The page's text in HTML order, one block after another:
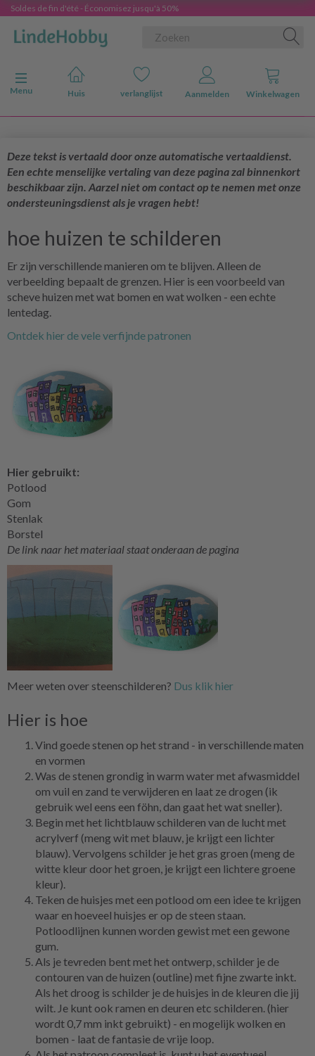
Soldes de fin d'été - Économisez jusqu'à 50%
Navigatie in-/uitschakelen
Menu
Huis verlanglijst Aanmelden Winkelwagen
Deze tekst is vertaald door onze automatische vertaaldienst.
Een echte menselijke vertaling van deze pagina zal binnenkort
beschikbaar zijn. Aarzel niet om contact op te nemen met onze
ondersteuningsdienst als je vragen hebt!
hoe huizen te schilderen
Er zijn verschillende manieren om te blijven. Alleen de
verbeelding bepaalt de grenzen. Hier is een voorbeeld van
scheve huizen met wat bomen en wat wolken - een echte
lentedag.
Ontdek hier de vele verfijnde patronen
Hier gebruikt:
Potlood
Gom
Stenlak
Borstel
De link naar het materiaal staat onderaan de pagina
Meer weten over steenschilderen? Dus klik hier
Hier is hoe
Vind goede stenen op het strand - in verschillende maten
en vormen
Was de stenen grondig in warm water met afwasmiddel
om vuil en zand te verwijderen en laat ze drogen (ik
gebruik wel eens een föhn, dan gaat het wat sneller).
Begin met het lichtblauw schilderen van de lucht met
acrylverf (meng wit met blauw, je krijgt een lichter
blauw). Vervolgens schilder je het gras groen (meng de
witte kleur door het groen, je krijgt een lichtere groene
kleur).
Teken de huisjes met een potlood om een idee te krijgen
waar en hoeveel huisjes er op de steen staan.
Potloodlijnen kunnen worden gewist met een gewone
gum.
Als je tevreden bent met het ontwerp, schilder je de
contouren van de huizen (outline) met fijne zwarte inkt.
Als het droog is schilder je de huisjes in de kleuren die jij
wilt. Je kunt ook ramen en deuren etc schilderen. (hier
wordt 0,7 mm inkt gebruikt) - en mogelijk wolken en
bomen - laat de fantasie de vrije loop.